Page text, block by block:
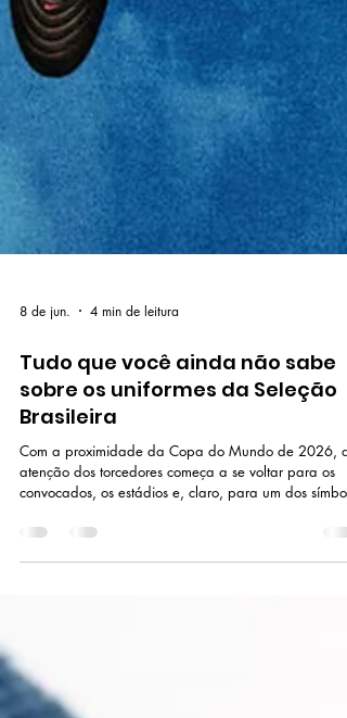
8 de jun. 4 min de leitura
Tudo que você ainda não sabe
sobre os uniformes da Seleção
Brasileira
atenção dos torcedores começa a se voltar para os
convocados, os estádios e, claro, para um dos
desenvolvimento têxtil, engenharia de materiais, testes
de performance e design estratégico. Muito mais do
que uma peça